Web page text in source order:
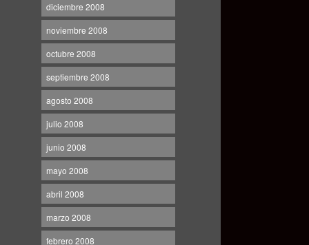
diciembre 2008
noviembre 2008
octubre 2008
septiembre 2008
agosto 2008
julio 2008
junio 2008
mayo 2008
abril 2008
marzo 2008
febrero 2008